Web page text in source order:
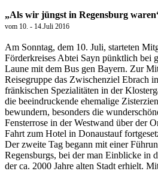
„Als wir jüngst in Regensburg
vom 10. - 14.Juli 2016
Am Sonntag, dem 10. Juli, starteten
Förderkreises Abtei Sayn pünktlich bei
Laune mit dem Bus gen Bayern. Zur
Reisegruppe das Zwischenziel Ebrach
fränkischen Spezialitäten in der
die beeindruckende ehemalige
bewundern, besonders die
Fensterrose in der Westwand über der
Fahrt zum Hotel in Donaustauf
Der zweite Tag begann mit einer
Regensburgs, bei der man Einblicke in
der ca. 2000 Jahre alten Stadt erhielt.